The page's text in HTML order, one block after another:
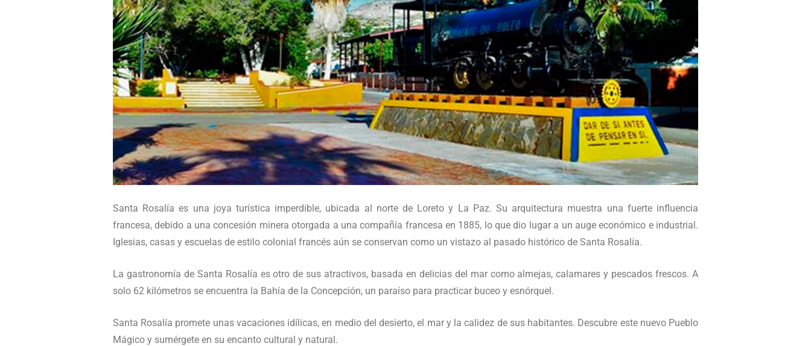
Santa Rosalía es una joya turística imperdible, ubicada al norte de Loreto y La Paz. Su arquitectura muestra una fuerte influencia
francesa, debido a una concesión minera otorgada a una compañía francesa en 1885, lo que dio lugar a un auge económico e industrial.
Iglesias, casas y escuelas de estilo colonial francés aún se conservan como un vistazo al pasado histórico de Santa Rosalía.
La gastronomía de Santa Rosalía es otro de sus atractivos, basada en delicias del mar como almejas, calamares y pescados frescos. A
solo 62 kilómetros se encuentra la Bahía de la Concepción, un paraíso para practicar buceo y esnórquel.
Santa Rosalía promete unas vacaciones idílicas, en medio del desierto, el mar y la calidez de sus habitantes. Descubre este nuevo Pueblo
Mágico y sumérgete en su encanto cultural y natural.